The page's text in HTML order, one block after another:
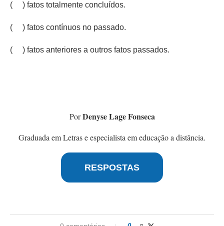
( ) fatos totalmente concluídos.
( ) fatos contínuos no passado.
( ) fatos anteriores a outros fatos passados.
PorDenyse Lage Fonseca
Graduada em Letras e especialista em educação a distância.
RESPOSTAS